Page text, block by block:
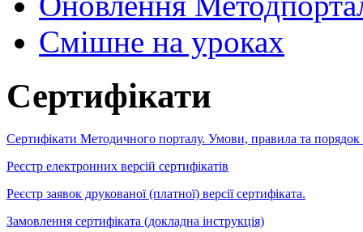
Cмішне на уроках
Сертифікати
Сертифікати Методичного порталу. Умови, правила та порядок
Реєстр електронних версій сертифікатів
Реєстр заявок друкованої (платної) версії сертифіката.
Замовлення сертифіката (докладна інструкція)